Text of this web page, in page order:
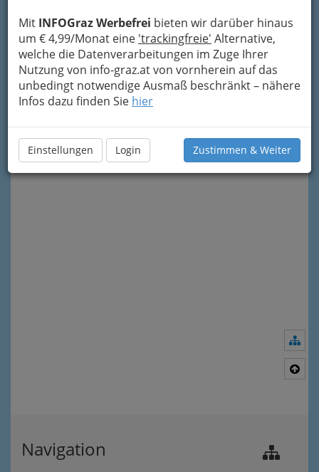
Mit INFOGraz Werbefrei bieten wir darüber hinaus
um € 4,99/Monat eine 'trackingfreie' Alternative,
welche die Datenverarbeitungen im Zuge Ihrer
Nutzung von info-graz.at von vornherein auf das
unbedingt notwendige Ausmaß beschränkt – nähere
Infos dazu finden Sie hier
Einstellungen Login Zustimmen & Weiter
Meine Nachricht senden
Navigation